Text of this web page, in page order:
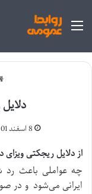
منو
8 اسفند 01
از دلایل ریجکتی ویزای
چه عواملی باعث
ایرانی می‌شود و در